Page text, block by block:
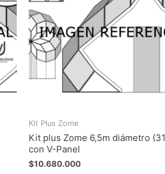
Kit Plus Zome
Kit plus Zome 6,5m diámetro
con V-Panel
$10.680.000